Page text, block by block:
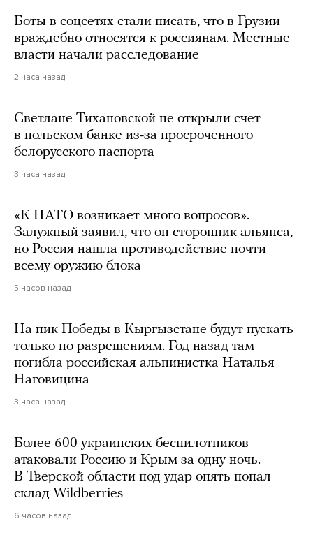
Боты в соцсетях стали писать, что в Грузии
враждебно относятся к россиянам. Местные
власти начали расследование
2 часа назад
Светлане Тихановской не открыли счет
в польском банке из-за просроченного
белорусского паспорта
3 часа назад
«К НАТО возникает много вопросов».
Залужный заявил, что он сторонник альянса,
но Россия нашла противодействие почти
всему оружию блока
5 часов назад
На пик Победы в Кыргызстане будут пускать
только по разрешениям. Год назад там
погибла российская альпинистка Наталья
Наговицина
3 часа назад
Более 600 украинских беспилотников
атаковали Россию и Крым за одну ночь.
В Тверской области под удар опять попал
склад Wildberries
6 часов назад